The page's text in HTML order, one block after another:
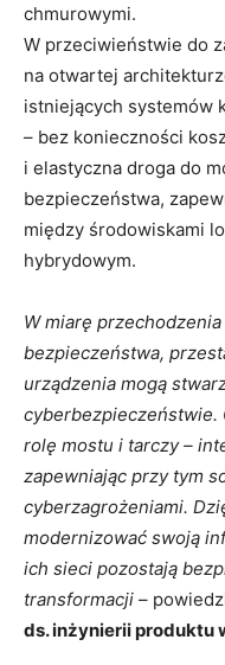
chmurowymi.
W przeciwieństwie do
na otwartej
istniejących systemów
– bez konieczności
i elastyczna droga do
bezpieczeństwa,
między środowiskami
hybrydowym.
W miarę
bezpieczeństwa,
urządzenia mogą
cyberbezpieczeństwie.
rolę mostu i tarczy –
zapewniając przy tym
cyberzagrożeniami.
modernizować swoją
ich sieci pozostają
transformacji –
ds. inżynierii produktu